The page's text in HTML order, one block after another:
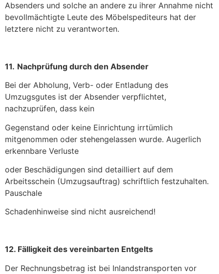
Absenders und solche an andere zu ihrer Annahme nicht
bevollmächtigte Leute des Möbelspediteurs hat der
letztere nicht zu verantworten.
11. Nachprüfung durch den Absender
Bei der Abholung, Verb- oder Entladung des
Umzugsgutes ist der Absender verpflichtet,
nachzuprüfen, dass kein
Gegenstand oder keine Einrichtung irrtümlich
mitgenommen oder stehengelassen wurde. Augerlich
erkennbare Verluste
oder Beschädigungen sind detailliert auf dem
Arbeitsschein (Umzugsauftrag) schriftlich festzuhalten.
Pauschale
Schadenhinweise sind nicht ausreichend!
12. Fälligkeit des vereinbarten Entgelts
Der Rechnungsbetrag ist bei Inlandstransporten vor